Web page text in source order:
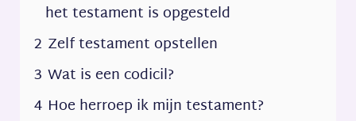
het testament is opgesteld
2 Zelf testament opstellen
3 Wat is een codicil?
4 Hoe herroep ik mijn testament?